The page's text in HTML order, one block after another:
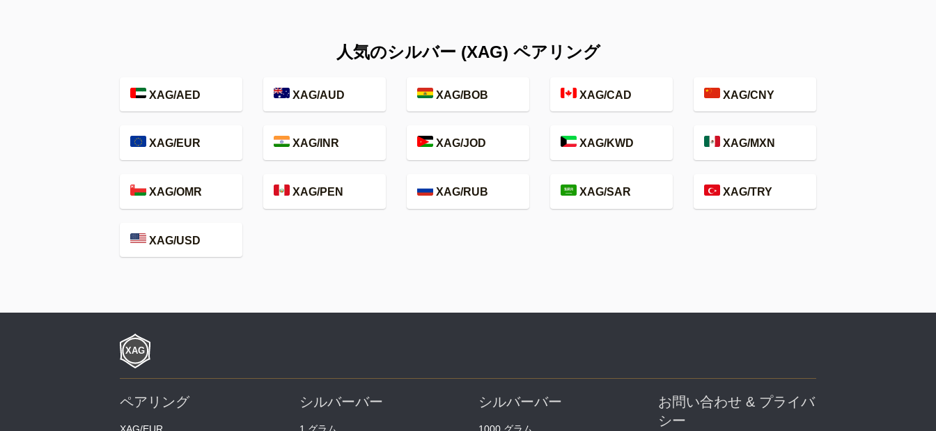
人気のシルバー (XAG) ペアリング
XAG/AED XAG/AUD XAG/BOB XAG/CAD XAG/CNY
XAG/EUR XAG/INR XAG/JOD XAG/KWD XAG/MXN
XAG/OMR XAG/PEN XAG/RUB XAG/SAR XAG/TRY
XAG/USD
ペアリング シルバーバー シルバーバー
お問い合わせ & プライバ
シー